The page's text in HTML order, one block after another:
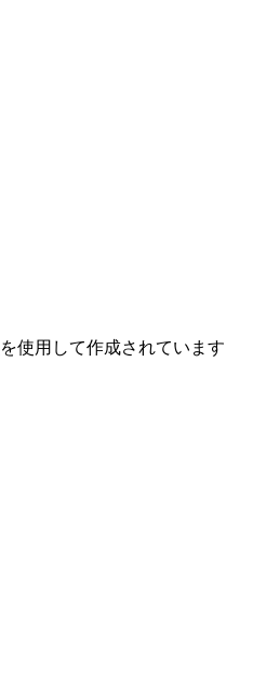
を使用して作成されています